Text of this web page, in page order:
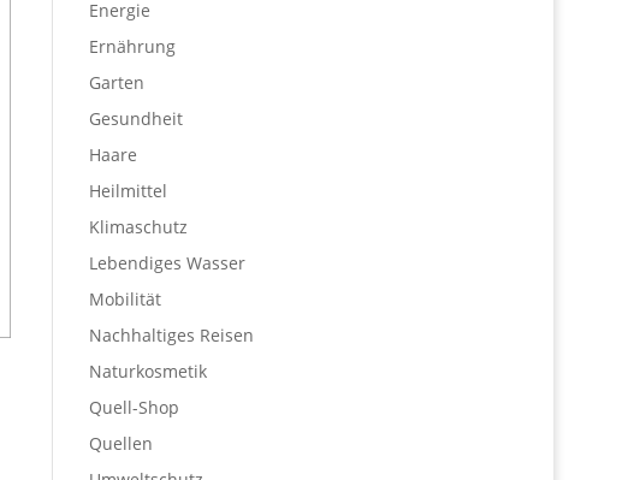
Energie
Ernährung
Garten
Gesundheit
Haare
Heilmittel
Klimaschutz
Lebendiges Wasser
Mobilität
Nachhaltiges Reisen
Naturkosmetik
Quell-Shop
Quellen